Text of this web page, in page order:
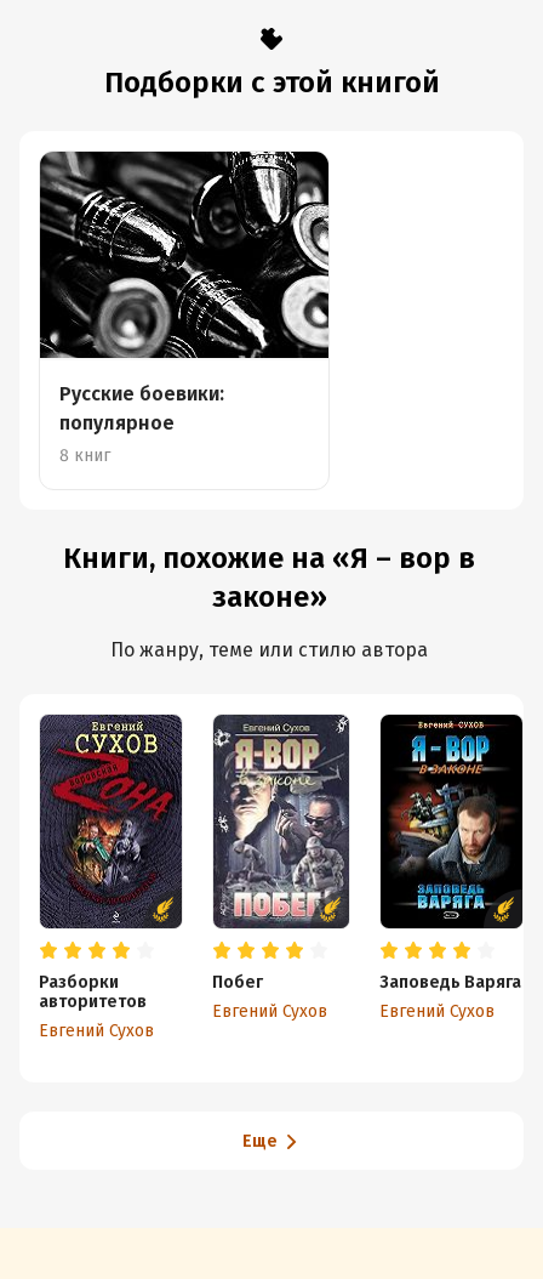
Подборки с этой книгой
Русские боевики:
популярное
8 книг
Книги, похожие на «Я – вор в
законе»
По жанру, теме или стилю автора
Разборки
авторитетов
Евгений Сухов
Побег
Евгений Сухов
Заповедь Варяга
Евгений Сухов
Еще